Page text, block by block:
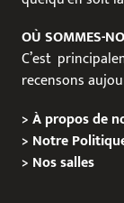
OÙ SOMMES-
C’est
recensons
>À propos de
> Notre
> Nos salles